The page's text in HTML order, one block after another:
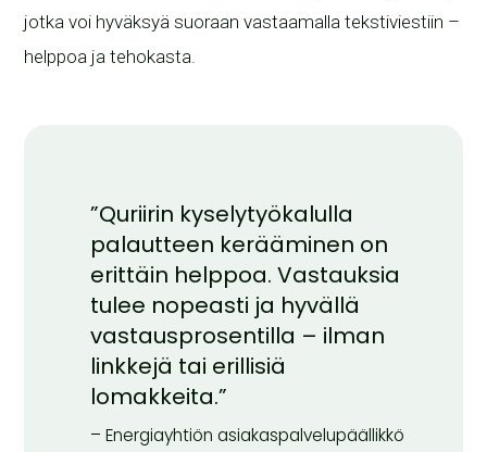
jotka voi hyväksyä suoraan vastaamalla tekstiviestiin –
helppoa ja tehokasta.
”Quriirin kyselytyökalulla
palautteen kerääminen on
erittäin helppoa. Vastauksia
tulee nopeasti ja hyvällä
vastausprosentilla – ilman
linkkejä tai erillisiä
lomakkeita.”
– Energiayhtiön asiakaspalvelupäällikkö